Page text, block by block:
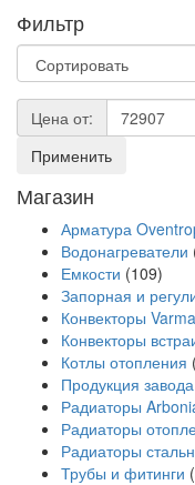
Фильтр
Цена от:
Применить
Магазин
Арматура
Водонагреватели
Емкости (109)
Запорная и
Конвекторы
Конвекторы
Котлы отопления
Продукция
Радиаторы
Радиаторы
Радиаторы
Трубы и фитинги